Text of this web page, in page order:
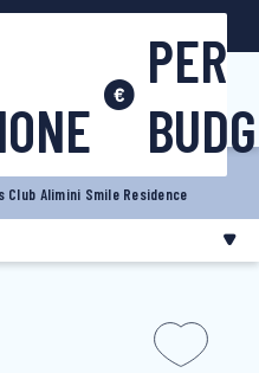
PER
Club Alimini Smile Residence